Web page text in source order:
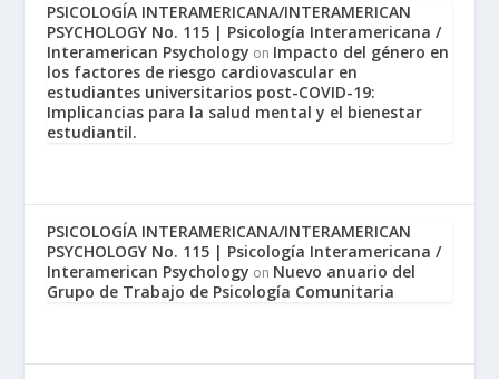
PSICOLOGÍA INTERAMERICANA/INTERAMERICAN
PSYCHOLOGY No. 115 | Psicología Interamericana /
Interamerican Psychology on Impacto del género en
los factores de riesgo cardiovascular en
estudiantes universitarios post-COVID-19:
Implicancias para la salud mental y el bienestar
estudiantil.
PSICOLOGÍA INTERAMERICANA/INTERAMERICAN
PSYCHOLOGY No. 115 | Psicología Interamericana /
Interamerican Psychology on Nuevo anuario del
Grupo de Trabajo de Psicología Comunitaria